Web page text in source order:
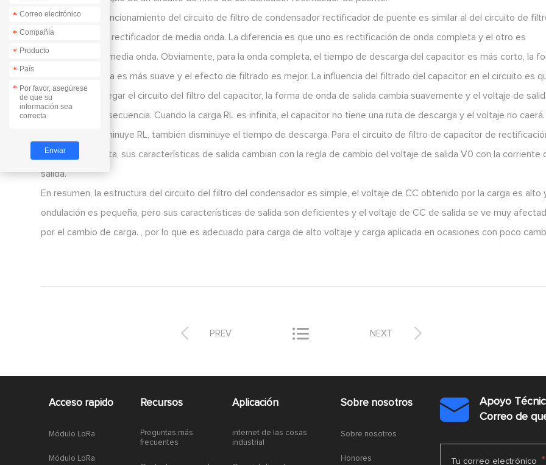
El principio de funcionamiento del circuito de filtro de condensador rectificador de puente es similar al del circuito de
de condensador rectificador de media onda. La diferencia es que uno es rectificación de onda completa y el otro es
rectificación de media onda. Obviamente, para la onda completa, el tiempo de descarga del capacitor es más corto, la
de onda de salida es más suave y el efecto de filtrado es mejor. La influencia del filtrado del capacitor en el circuito es
después de agregar el circuito del filtro del capacitor, la forma de onda de salida cambia suavemente y el voltaje de
aumenta en consecuencia. Cuando la carga RL es infinita, el capacitor no tiene una ruta de descarga y el voltaje no
medida que disminuye RL, también disminuye el tiempo de descarga. Para el circuito de filtro de capacitor de
de onda completa, sus características de salida cambian con la regla de cambio del voltaje de salida V0 con la corriente
salida.
En resumen, la estructura del circuito del filtro del condensador es simple, el voltaje de CC obtenido por la carga es alto
ondulación es pequeña, pero sus características de salida son deficientes y el voltaje de CC de salida se ve muy
por el cambio de carga. , por lo que es adecuado para carga de alto voltaje y carga aplicada en ocasiones con poco
 PREV  
NEXT
Acceso rapido
Módulo LoRa
Módulo LoRa
Recursos
Preguntas más
frecuentes
Aplicación
internet de las cosas
industrial
Sobre nosotros
Sobre nosotros
Honores

Apoyo
Correo de
Tu correo electrónico *
*
*
*
*
*
*
*